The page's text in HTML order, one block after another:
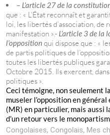
– L’article 27 de la
que : « L’État reconnaît et
loi, les libertés d’association, de
manifestation ».- L’article 3 de
l’opposition qui dispose que : «
de partis politiques de
toutes les libertés publiques
Octobre 2015. Ils exercent,
politiques ».
Ceci témoigne, non seulement
museler l’opposition en
(MR) en particulier, mais aussi
d’un retour vers le
Congolaises, Congolais, Mes